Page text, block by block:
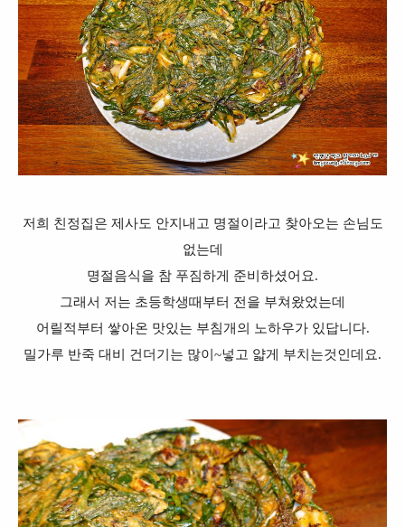
저희 친정집은 제사도 안지내고 명절이라고 찾아오는 손님도
없는데
명절음식을 참 푸짐하게 준비하셨어요.
그래서 저는 초등학생때부터 전을 부쳐왔었는데
어릴적부터 쌓아온 맛있는 부침개의 노하우가 있답니다.
밀가루 반죽 대비 건더기는 많이~넣고 얇게 부치는것인데요.